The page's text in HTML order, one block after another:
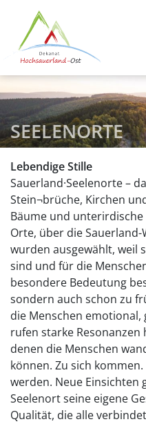
SEELENORTE
Lebendige Stille
Sauerland·Seelenorte –
Stein¬brüche, Kirchen
Bäume und
Orte, über die
wurden ausgewählt, weil
sind und für die
besondere Bedeutung
sondern auch schon zu
die Menschen
rufen starke Resonanzen
denen die Menschen
können. Zu sich
werden. Neue Einsichten
Seelenort seine eigene
Qualität, die alle